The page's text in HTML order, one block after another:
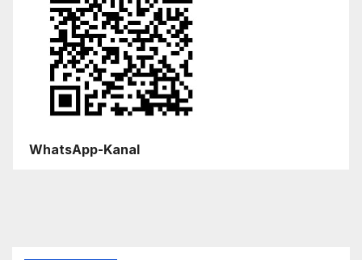
WhatsApp-Kanal